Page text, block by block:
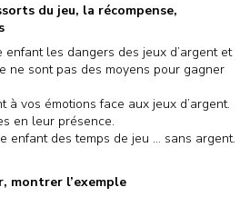
du jeu, la récompense,
les dangers des jeux d’argent et
ne sont pas des moyens pour gagner
à vos émotions face aux jeux d’argent.
en leur présence.
enfant des temps de jeu … sans argent.
montrer l’exemple